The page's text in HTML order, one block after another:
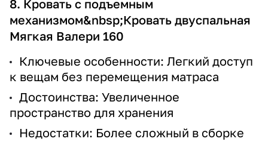
8. Кровать с подъемным
механизмом&nbsp;Кровать двуспальная
Мягкая Валери 160
Ключевые особенности: Легкий доступ
к вещам без перемещения матраса
Достоинства: Увеличенное
пространство для хранения
Недостатки: Более сложный в сборке